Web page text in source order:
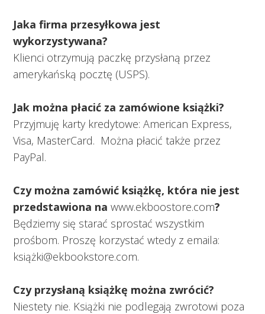
Jaka firma przesyłkowa jest
wykorzystywana?
Klienci otrzymują paczkę przysłaną przez
amerykańską pocztę (USPS).
Jak można płacić za zamówione książki?
Przyjmuję karty kredytowe: American Express,
Visa, MasterCard. Można płacić także przez
PayPal.
Czy można zamówić książkę, która nie jest
przedstawiona nawww.ekboostore.com?
Będziemy się starać sprostać wszystkim
prośbom. Proszę korzystać wtedy z emaila:
książki@ekbookstore.com.
Czy przysłaną książkę można zwrócić?
Niestety nie. Książki nie podlegają zwrotowi poza